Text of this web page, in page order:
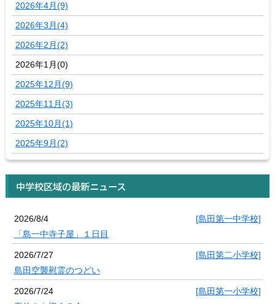
2026年4月(9)
2026年3月(4)
2026年2月(2)
2026年1月(0)
2025年12月(9)
2025年11月(3)
2025年10月(1)
2025年9月(2)
中学校区域の最新ニュース
2026/8/4
[島田第一中学校]
「島一中寺子屋」１日目
2026/7/27
[島田第二小学校]
島田空襲慰霊のつどい
2026/7/24
[島田第一小学校]